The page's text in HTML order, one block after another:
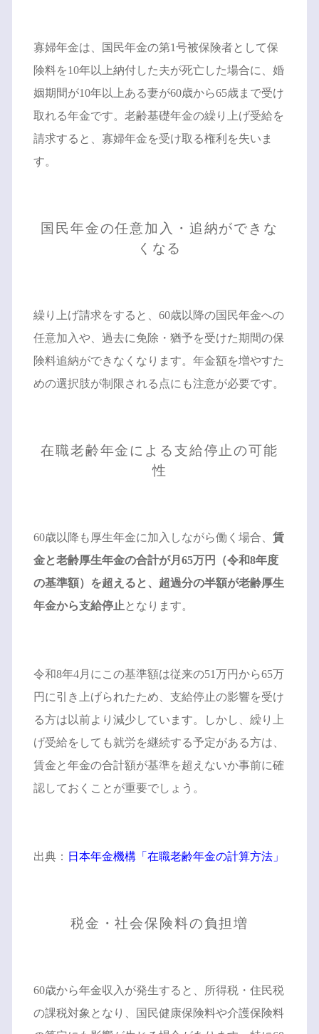
寡婦年金は、国民年金の第1号被保険者として保
険料を10年以上納付した夫が死亡した場合に、婚
姻期間が10年以上ある妻が60歳から65歳まで受け
取れる年金です。老齢基礎年金の繰り上げ受給を
請求すると、寡婦年金を受け取る権利を失いま
す。
国民年金の任意加入・追納ができな
くなる
繰り上げ請求をすると、60歳以降の国民年金への
任意加入や、過去に免除・猶予を受けた期間の保
険料追納ができなくなります。年金額を増やすた
めの選択肢が制限される点にも注意が必要です。
在職老齢年金による支給停止の可能
性
60歳以降も厚生年金に加入しながら働く場合、 賃
金と老齢厚生年金の合計が月65万円（令和8年度
の基準額）を超えると、超過分の半額が老齢厚生
年金から支給停止 となります。
令和8年4月にこの基準額は従来の51万円から65万
円に引き上げられたため、支給停止の影響を受け
る方は以前より減少しています。しかし、繰り上
げ受給をしても就労を継続する予定がある方は、
賃金と年金の合計額が基準を超えないか事前に確
認しておくことが重要でしょう。
出典： 日本年金機構「在職老齢年金の計算方法」
税金・社会保険料の負担増
60歳から年金収入が発生すると、所得税・住民税
の課税対象となり、国民健康保険料や介護保険料